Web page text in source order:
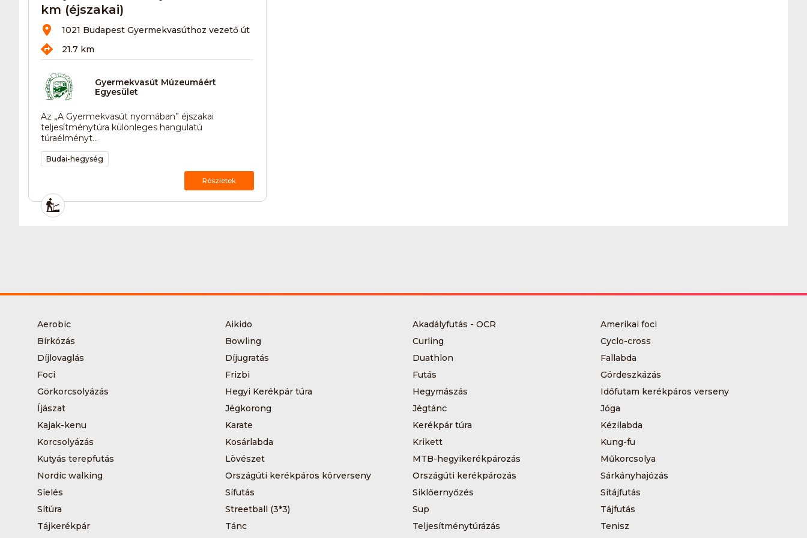
km (éjszakai)
1021 Budapest Gyermekvasúthoz vezető út
21.7 km
Gyermekvasút Múzeumáért
Egyesület
Az „A Gyermekvasút nyomában” éjszakai
teljesítménytúra különleges hangulatú
túraélményt...
Budai-hegység
Részletek
Aerobic Aikido Akadályfutás - OCR
Amerikai foci
Bírkózás
Bowling Curling
Cyclo-cross
Díjlovaglás
Díjugratás Duathlon
Fallabda
Foci
Frizbi Futás
Gördeszkázás
Görkorcsolyázás
Hegyi Kerékpár túra Hegymászás
Időfutam kerékpáros verseny
Íjászat
Jégkorong Jégtánc
Jóga
Kajak-kenu
Karate Kerékpár túra
Kézilabda
Korcsolyázás
Kosárlabda Krikett
Kung-fu
Kutyás terepfutás
Lövészet MTB-hegyikerékpározás
Műkorcsolya
Nordic walking
Országúti kerékpáros körverseny Országúti kerékpározás
Sárkányhajózás
Síelés
Sífutás Siklőernyőzés
Sítájfutás
Sítúra
Streetball (3*3) Sup
Tájfutás
Tájkerékpár
Tánc Teljesítménytúrázás
Tenisz